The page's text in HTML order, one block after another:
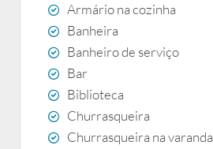
Armário na cozinha
Banheira
Banheiro de serviço
Bar
Biblioteca
Churrasqueira
Churrasqueira na varanda